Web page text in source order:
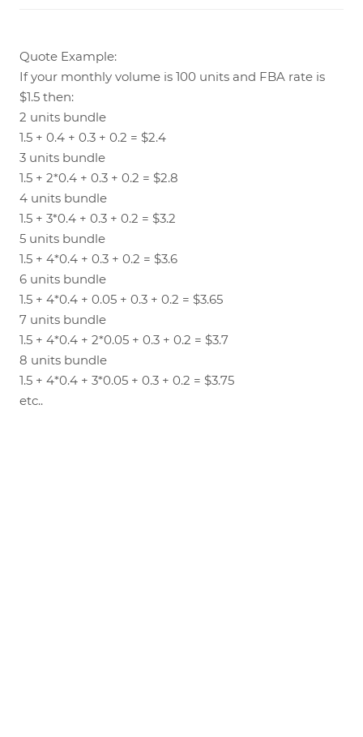
Quote Example:
If your monthly volume is 100 units and FBA rate is
$1.5 then:
2 units bundle
1.5 + 0.4 + 0.3 + 0.2 = $2.4
3 units bundle
1.5 + 2*0.4 + 0.3 + 0.2 = $2.8
4 units bundle
1.5 + 3*0.4 + 0.3 + 0.2 = $3.2
5 units bundle
1.5 + 4*0.4 + 0.3 + 0.2 = $3.6
6 units bundle
1.5 + 4*0.4 + 0.05 + 0.3 + 0.2 = $3.65
7 units bundle
1.5 + 4*0.4 + 2*0.05 + 0.3 + 0.2 = $3.7
8 units bundle
1.5 + 4*0.4 + 3*0.05 + 0.3 + 0.2 = $3.75
etc..